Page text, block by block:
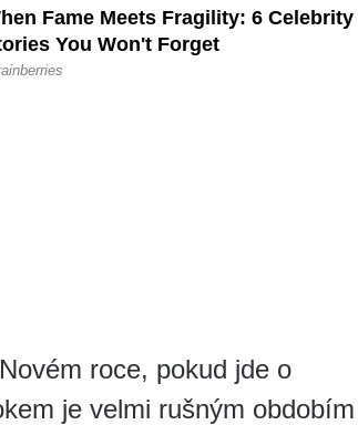
roce, pokud jde o
je velmi rušným obdobím